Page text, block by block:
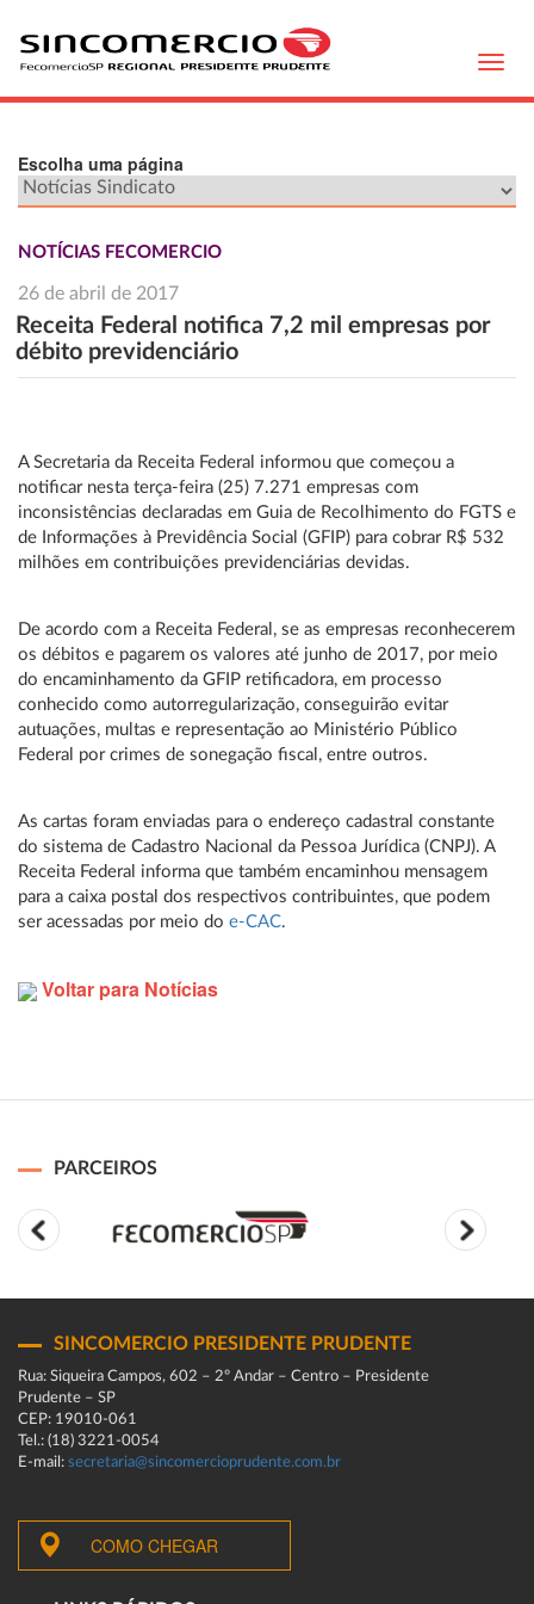
Escolha uma página
NOTÍCIAS FECOMERCIO
26 de abril de 2017
Receita Federal notifica 7,2 mil empresas por
débito previdenciário
A Secretaria da Receita Federal informou que começou a
notificar nesta terça-feira (25) 7.271 empresas com
inconsistências declaradas em Guia de Recolhimento do FGTS e
de Informações à Previdência Social (GFIP) para cobrar R$ 532
milhões em contribuições previdenciárias devidas.
De acordo com a Receita Federal, se as empresas reconhecerem
os débitos e pagarem os valores até junho de 2017, por meio
do encaminhamento da GFIP retificadora, em processo
conhecido como autorregularização, conseguirão evitar
autuações, multas e representação ao Ministério Público
Federal por crimes de sonegação fiscal, entre outros.
As cartas foram enviadas para o endereço cadastral constante
do sistema de Cadastro Nacional da Pessoa Jurídica (CNPJ). A
Receita Federal informa que também encaminhou mensagem
para a caixa postal dos respectivos contribuintes, que podem
ser acessadas por meio do e-CAC.
Voltar para Notícias
PARCEIROS
SINCOMERCIO PRESIDENTE PRUDENTE
Rua: Siqueira Campos, 602 – 2º Andar – Centro – Presidente
Prudente – SP
CEP: 19010-061
Tel.: (18) 3221-0054
E-mail: secretaria@sincomercioprudente.com.br
COMO CHEGAR